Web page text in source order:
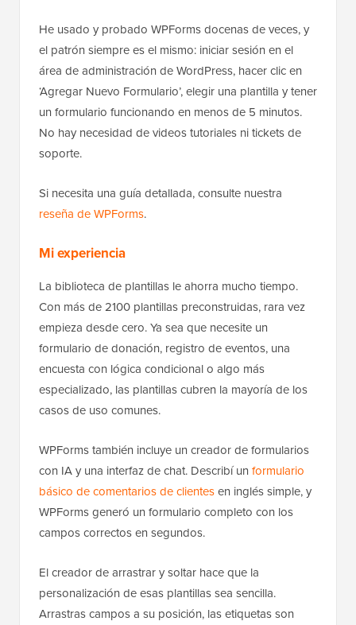
He usado y probado WPForms docenas de veces, y
el patrón siempre es el mismo: iniciar sesión en el
área de administración de WordPress, hacer clic en
‘Agregar Nuevo Formulario’, elegir una plantilla y tener
un formulario funcionando en menos de 5 minutos.
No hay necesidad de videos tutoriales ni tickets de
soporte.
Si necesita una guía detallada, consulte nuestra
reseña de WPForms.
Mi experiencia
La biblioteca de plantillas le ahorra mucho tiempo.
Con más de 2100 plantillas preconstruidas, rara vez
empieza desde cero. Ya sea que necesite un
formulario de donación, registro de eventos, una
encuesta con lógica condicional o algo más
especializado, las plantillas cubren la mayoría de los
casos de uso comunes.
WPForms también incluye un creador de formularios
con IA y una interfaz de chat. Describí un formulario
básico de comentarios de clientesen inglés simple, y
WPForms generó un formulario completo con los
campos correctos en segundos.
El creador de arrastrar y soltar hace que la
personalización de esas plantillas sea sencilla.
Arrastras campos a su posición, las etiquetas son